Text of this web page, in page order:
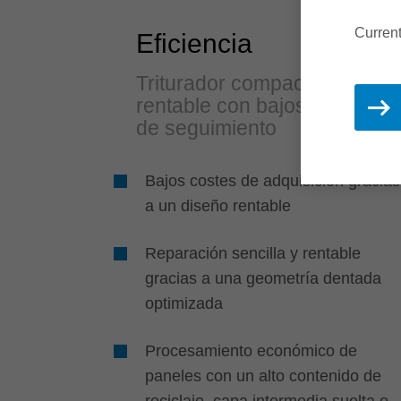
Eficiencia
Triturador compacto y
rentable con bajos costes
de seguimiento
Bajos costes de adquisición gracias
a un diseño rentable
Reparación sencilla y rentable
gracias a una geometría dentada
optimizada
Procesamiento económico de
paneles con un alto contenido de